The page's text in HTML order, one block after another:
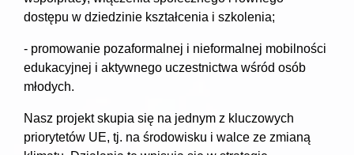
dostępu w dziedzinie kształcenia i szkolenia;
- promowanie pozaformalnej i nieformalnej mobilności
edukacyjnej i aktywnego uczestnictwa wśród osób
młodych.
Nasz projekt skupia się na jednym z kluczowych
priorytetów UE, tj. na środowisku i walce ze zmianą